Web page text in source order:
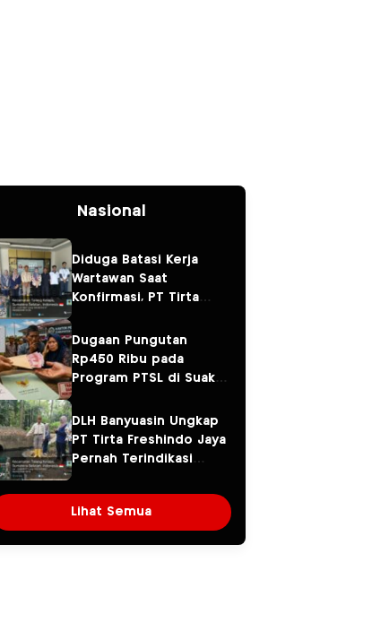
Nasional
Diduga Batasi Kerja
Wartawan Saat
Konfirmasi, PT Tirta
Sorotan
Dugaan Pungutan
Rp450 Ribu pada
Program PTSL di Suak
Warga Khawatir Kasus
Sembawa Terulang
DLH Banyuasin Ungkap
PT Tirta Freshindo Jaya
Pernah Terindikasi
Dugaan Limbah Kembali
Diselidiki
Lihat Semua